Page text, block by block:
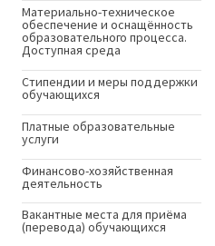
Материально-техническое
обеспечение и оснащённость
образовательного процесса.
Доступная среда
Стипендии и меры поддержки
обучающихся
Платные образовательные
услуги
Финансово-хозяйственная
деятельность
Вакантные места для приёма
(перевода) обучающихся